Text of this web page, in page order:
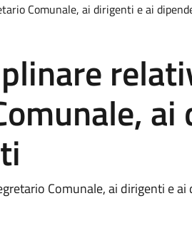
Comunale, ai dirigenti e ai
Comunale, ai dirigenti e